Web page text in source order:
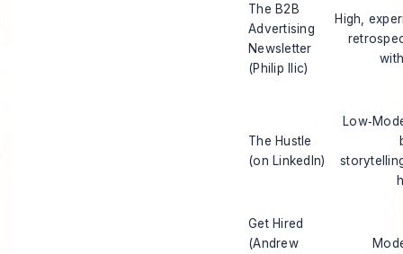
The B2B
Advertising
Newsletter
(Philip Ilic)
High,
The Hustle
(on LinkedIn)
Get Hired
(Andrew